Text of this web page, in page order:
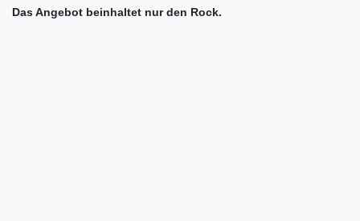
Das Angebot beinhaltet nur den Rock.